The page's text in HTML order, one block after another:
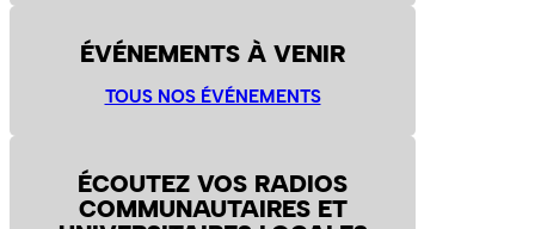
ÉVÉNEMENTS À VENIR
TOUS NOS ÉVÉNEMENTS
ÉCOUTEZ VOS RADIOS
COMMUNAUTAIRES ET